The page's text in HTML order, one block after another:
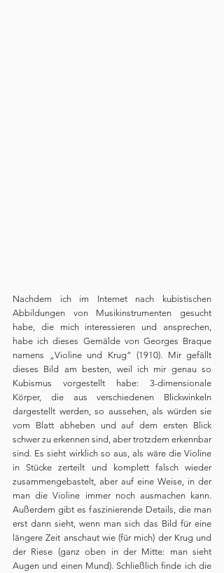
Nachdem ich im Internet nach kubistischen
Abbildungen von Musikinstrumenten gesucht
habe, die mich interessieren und ansprechen,
habe ich dieses Gemälde von Georges Braque
namens „Violine und Krug“ (1910). Mir gefällt
dieses Bild am besten, weil ich mir genau so
Kubismus vorgestellt habe: 3-dimensionale
Körper, die aus verschiedenen Blickwinkeln
dargestellt werden, so aussehen, als würden sie
vom Blatt abheben und auf dem ersten Blick
schwer zu erkennen sind, aber trotzdem erkennbar
sind. Es sieht wirklich so aus, als wäre die Violine
in Stücke zerteilt und komplett falsch wieder
zusammengebastelt, aber auf eine Weise, in der
man die Violine immer noch ausmachen kann.
Außerdem gibt es faszinierende Details, die man
erst dann sieht, wenn man sich das Bild für eine
längere Zeit anschaut wie (für mich) der Krug und
der Riese (ganz oben in der Mitte: man sieht
Augen und einen Mund). Schließlich finde ich die